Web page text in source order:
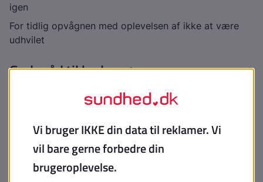
igen
For tidlig opvågnen med oplevelsen af ikke at være
udhvilet
Gode råd til bedre søvn
Gå først i seng når du er søvnig
sidste timer inden sengetid
Undgå alkohol inden du skal i seng
Undgå arbejdsopgaver de sidste timer inden sengetid
(også mails)